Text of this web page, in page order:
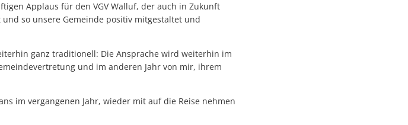
Applaus für den VGV Walluf, der auch in Zukunft
so unsere Gemeinde positiv mitgestaltet und
ganz traditionell: Die Ansprache wird weiterhin im
und im anderen Jahr von mir, ihrem
im vergangenen Jahr, wieder mit auf die Reise nehmen